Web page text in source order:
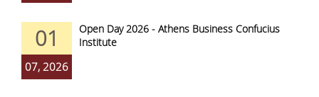
01
07, 2026
Open Day 2026 - Athens Business Confucius
Institute